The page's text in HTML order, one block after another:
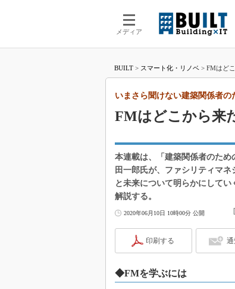
メディア
BUILT > スマート化・リノベ > FMはど
FMはどこから来
いまさら聞けない建築関係者の
本連載は、「建築関係者のた
田一郎氏が、ファシリティマ
と未来について明らかにして
解説する。
2020年06月10日 10時00分 公開 [
印刷する 通
◆FMを学ぶには